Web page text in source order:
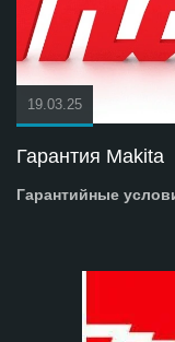
19.03.25
Гарантия Makita
Гарантийные